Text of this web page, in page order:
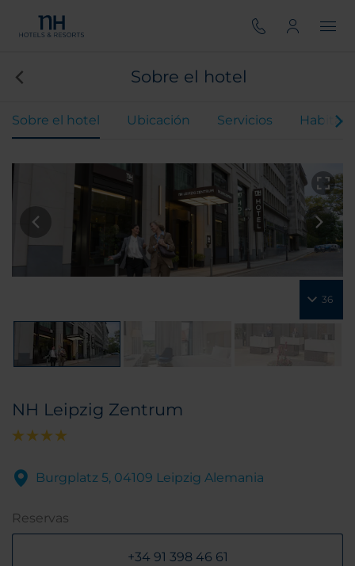
Sobre el hotel
Sobre el hotel Ubicación Servicios
36
NH Leipzig Zentrum
Burgplatz 5, 04109 Leipzig Alemania
Reservas
+34 91 398 46 61